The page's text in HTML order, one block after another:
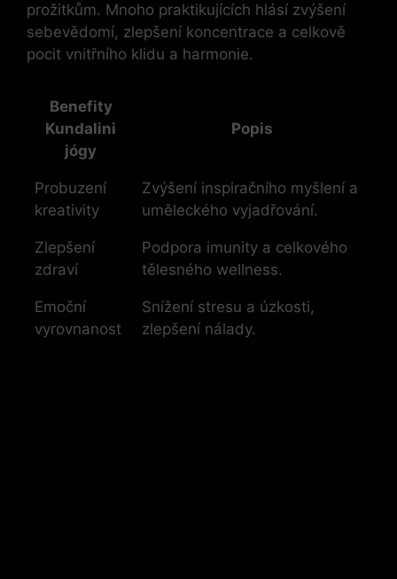
prožitkům. Mnoho praktikujících hlásí zvýšení
sebevědomí, zlepšení koncentrace a celkově
pocit vnitřního klidu a harmonie.
Benefity
Kundalini
jógy
Popis
Probuzení
kreativity
Zvýšení inspiračního myšlení a
uměleckého vyjadřování.
Zlepšení
zdraví
Podpora imunity a celkového
tělesného wellness.
Emoční
vyrovnanost
Snížení stresu a úzkosti,
zlepšení nálady.